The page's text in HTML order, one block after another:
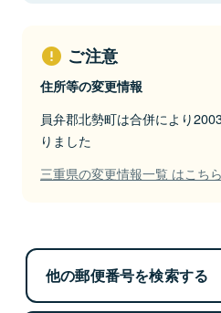
ご注意
住所等の変更情報
員弁郡北勢町は合併により
りました
三重県の変更情報一覧 はこちら
他の郵便番号を検索する